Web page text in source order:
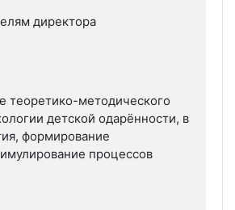
директора
теоретико-методического
детской одарённости, в
формирование
процессов